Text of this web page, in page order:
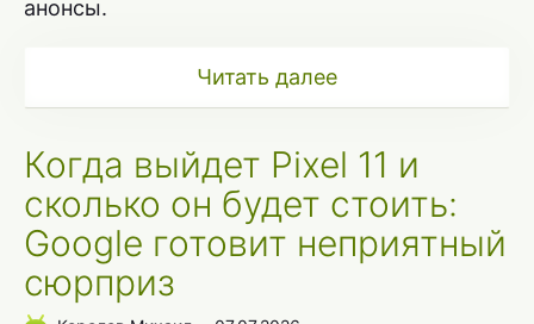
анонсы.
Читать далее
Когда выйдет Pixel 11 и
сколько он будет стоить:
Google готовит неприятный
сюрприз